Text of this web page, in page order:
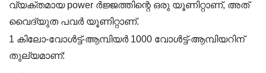
വ്യക്തമായ power ർജ്ജത്തിന്റെ ഒരു യൂണിറ്റാണ്, അത്
വൈദ്യുത പവർ യൂണിറ്റാണ്.
1 കിലോ-വോൾട്ട്-ആമ്പിയർ 1000 വോൾട്ട്-ആമ്പിയറിന്
തുല്യമാണ്: